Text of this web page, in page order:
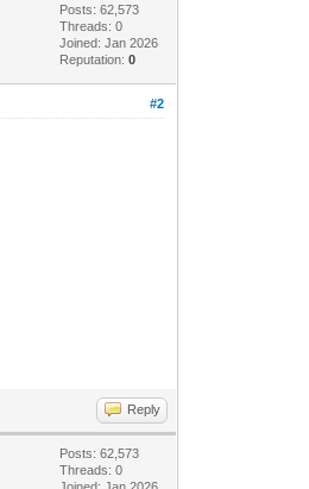
Posts: 62,573
Threads: 0
Joined: Jan 2026
Reputation:0
#2
Reply
Posts: 62,573
Threads: 0